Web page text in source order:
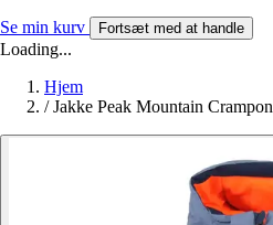
Se min kurv Fortsæt med at handle
Loading...
Hjem
/ Jakke Peak Mountain Crampon